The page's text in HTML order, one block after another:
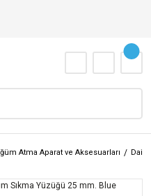
Atma Aparat ve Aksesuarları